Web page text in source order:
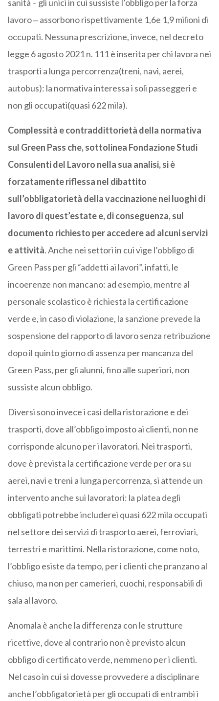
sanità – gli unici in cui sussiste l’obbligo per la forza
lavoro ‒ assorbono rispettivamente 1,6e 1,9 milioni di
occupati. Nessuna prescrizione, invece, nel decreto
legge 6 agosto 2021 n. 111 è inserita per chi lavora nei
trasporti a lunga percorrenza(treni, navi, aerei,
autobus): la normativa interessa i soli passeggeri e
non gli occupati(quasi 622 mila).
Complessità e contraddittorietà della normativa
sul Green Pass che, sottolinea Fondazione Studi
Consulenti del Lavoro nella sua analisi, si è
forzatamente riflessa nel dibattito
sull’obbligatorietà della vaccinazione nei luoghi di
lavoro di quest’estate e, di conseguenza, sul
documento richiesto per accedere ad alcuni servizi
e attività. Anche nei settori in cui vige l’obbligo di
Green Pass per gli “addetti ai lavori”, infatti, le
incoerenze non mancano: ad esempio, mentre al
personale scolastico è richiesta la certificazione
verde e, in caso di violazione, la sanzione prevede la
sospensione del rapporto di lavoro senza retribuzione
dopo il quinto giorno di assenza per mancanza del
Green Pass, per gli alunni, fino alle superiori, non
sussiste alcun obbligo.
Diversi sono invece i casi della ristorazione e dei
trasporti, dove all’obbligo imposto ai clienti, non ne
corrisponde alcuno per i lavoratori. Nei trasporti,
dove è prevista la certificazione verde per ora su
aerei, navi e treni a lunga percorrenza, si attende un
intervento anche sui lavoratori: la platea degli
obbligati potrebbe includerei quasi 622 mila occupati
nel settore dei servizi di trasporto aerei, ferroviari,
terrestri e marittimi. Nella ristorazione, come noto,
l’obbligo esiste da tempo, per i clienti che pranzano al
chiuso, ma non per camerieri, cuochi, responsabili di
sala al lavoro.
Anomala è anche la differenza con le strutture
ricettive, dove al contrario non è previsto alcun
obbligo di certificato verde, nemmeno per i clienti.
Nel caso in cui si dovesse provvedere a disciplinare
anche l’obbligatorietà per gli occupati di entrambi i